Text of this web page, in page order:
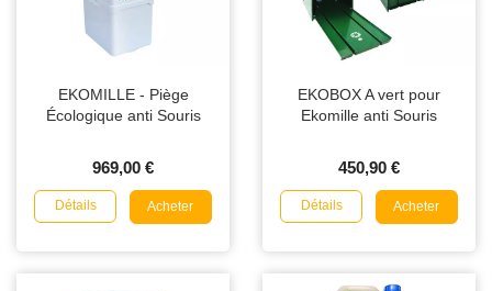
EKOMILLE - Piège
Écologique anti Souris
969,00 €
Détails Acheter
EKOBOX A vert pour
Ekomille anti Souris
450,90 €
Détails Acheter